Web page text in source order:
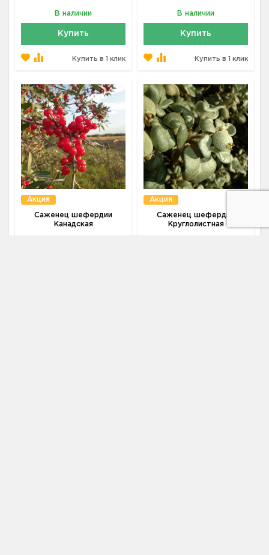
В наличии
Купить
Купить в 1 клик
В наличии
Купить
Купить в 1 клик
Акция
Саженец шефердии
Канадская
Акция
Саженец шефердии
Круглолистная